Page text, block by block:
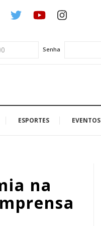
Senha
ESPORTES EVENTOS
na